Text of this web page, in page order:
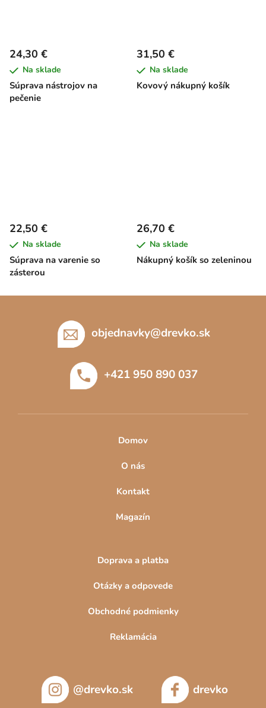
Súprava nástrojov na
pečenie
24,30 €
Na sklade
Kovový nákupný košík
31,50 €
Na sklade
Súprava na varenie so
zásterou
22,50 €
Na sklade
Nákupný košík so zeleninou
26,70 €
Na sklade
objednavky@drevko.sk
+421 950 890 037
Domov
O nás
Kontakt
Magazín
Doprava a platba
Otázky a odpovede
Obchodné podmienky
Reklamácia
@drevko.sk drevko